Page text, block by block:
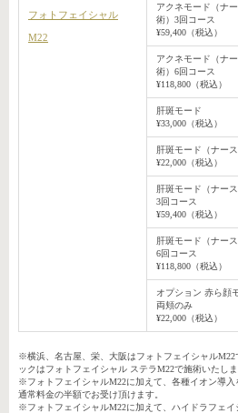
フォトフェイシャル
M22
アクネモード（ナ
術）3回コース
¥59,400（税込）
アクネモード（ナ
術）6回コース
¥118,800（税込）
肝斑モード
¥33,000（税込）
肝斑モード（ナース
¥22,000（税込）
肝斑モード（ナース
3回コース
¥59,400（税込）
肝斑モード（ナース
6回コース
¥118,800（税込）
オプション 赤ら顔
両頬のみ
¥22,000（税込）
※横浜、名古屋、栄、大阪はフォトフェイシャルM22
ックはフォトフェイシャル ステラM22で施術いたしま
※フォトフェイシャルM22に加えて、各種イオン導
通常料金の半額でお受け頂けます。
※フォトフェイシャルM22に加えて、ハイドラフェ